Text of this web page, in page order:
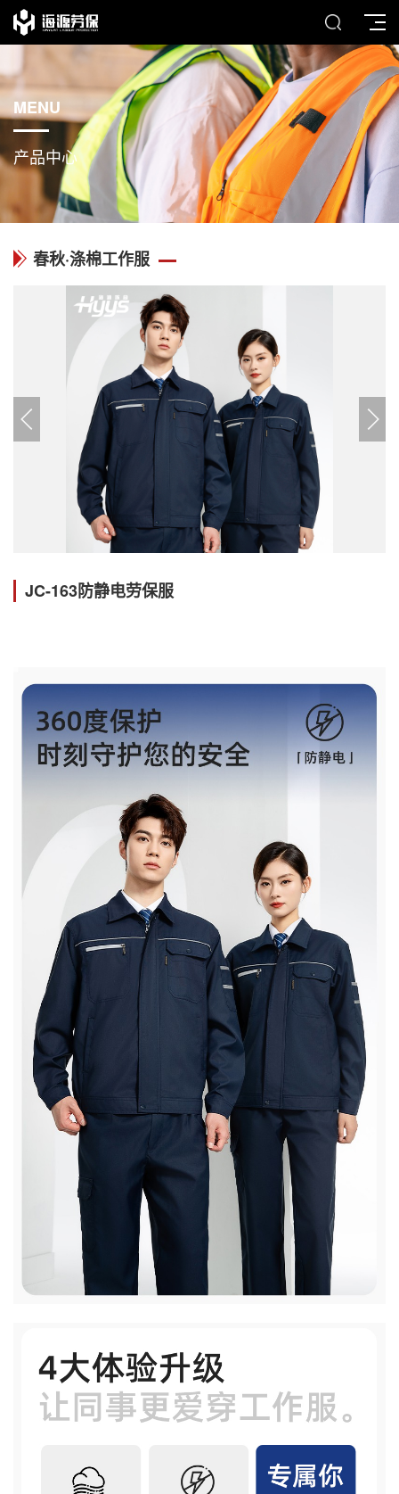
MENU
产品中心
春秋·涤棉工作服
JC-163防静电劳保服